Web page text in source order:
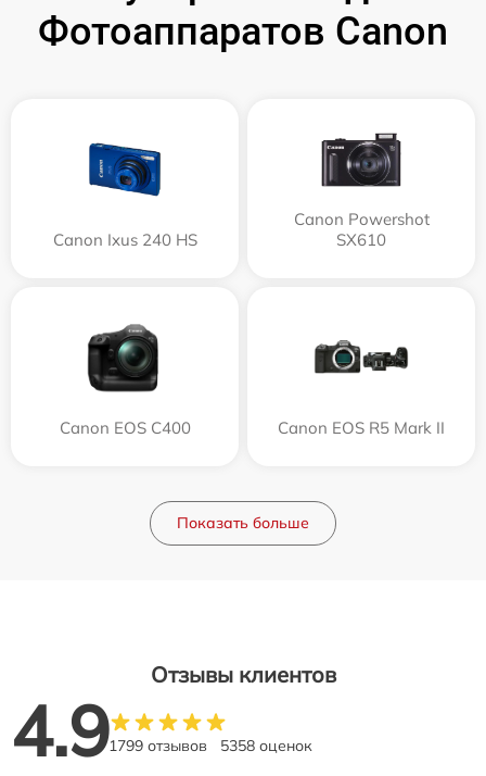
Фотоаппаратов Canon
Canon Ixus 240 HS
Canon Powershot
SX610
Canon EOS C400 Canon EOS R5 Mark II
Показать больше
Отзывы клиентов
4.91799 отзывов 5358 оценок